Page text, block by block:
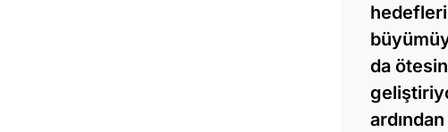
da